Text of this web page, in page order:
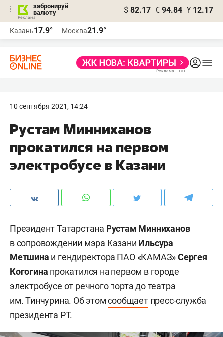
забронируй
валюту
$ 82.17 € 94.84 ¥ 12.17
Казань17.9° Москва21.9°
10 сентября 2021, 14:24
Рустам Минниханов
прокатился на первом
электробусе в Казани
Президент Татарстана Рустам Минниханов
в сопровождении мэра Казани Ильсура
Метшина и гендиректора ПАО «КАМАЗ»Сергея
Когогина прокатился на первом в городе
электробусе от речного порта до театра
им. Тинчурина. Об этомсообщаетпресс-служба
президента РТ.